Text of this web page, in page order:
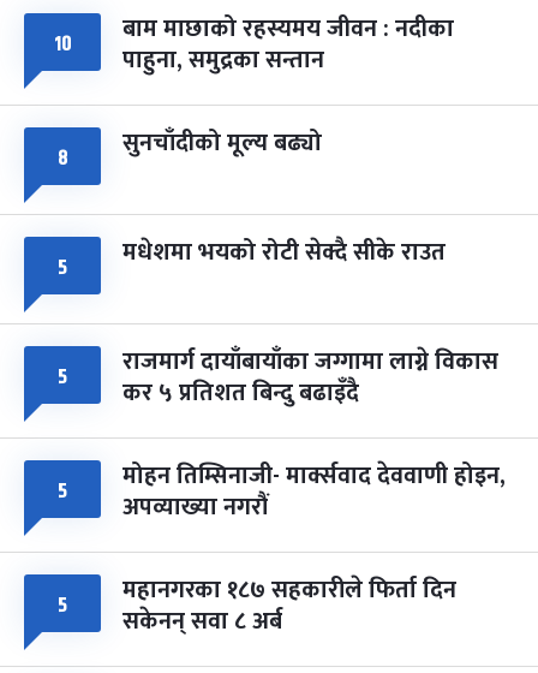
८ फागुपूर्णिमा
चैत्र ८, २०८३- Mar 22, 2027
७ महिना बाँकी
१० बाम माछाको रहस्यमय जीवन : नदीका
पाहुना, समुद्रका सन्तान
८ सुनचाँदीको मूल्य बढ्यो
५ मधेशमा भयको रोटी सेक्दै सीके राउत
५ राजमार्ग दायाँबायाँका जग्गामा लाग्ने विकास
कर ५ प्रतिशत बिन्दु बढाइँदै
५ मोहन तिम्सिनाजी- मार्क्सवाद देववाणी होइन,
अपव्याख्या नगरौं
५ महानगरका १८७ सहकारीले फिर्ता दिन
सकेनन् सवा ८ अर्ब